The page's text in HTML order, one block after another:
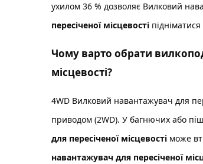
ухилом 36 % дозволяє Вилковий
пересіченої місцевості
Чому варто обрати
місцевості?
4WD Вилковий навантажувач для
приводом (2WD). У багнючих або
для пересіченої місцевості може
навантажувач для пересіченої